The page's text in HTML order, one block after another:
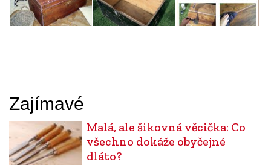
Zajímavé
Malá, ale šikovná věcička: Co
všechno dokáže obyčejné
dláto?